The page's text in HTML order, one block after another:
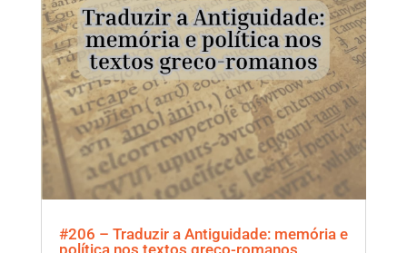
#206 – Traduzir a Antiguidade: memória e
política nos textos greco-romanos